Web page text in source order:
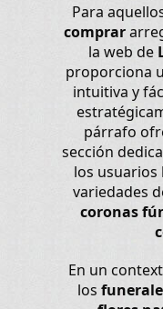
Para
comprar
la web de
proporciona
intuitiva y
párrafo
sección
los
variedades
coronas
En un
los